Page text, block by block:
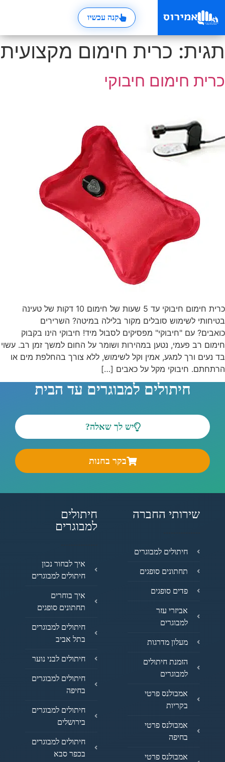
קנה עכשיו
תגית: כרית חימום מקצועית
כרית חימום חיבוקי
כרית חימום חיבוקי עד 5 שעות של חימום 10 דקות של טעינה
בטיחותי לשימוש סובלים מקור בלילה במיטה? השרירים
כואבים? עם "חיבוקי" מפסיקים לסבול מיד! חיבוקי הינו בקבוק
חימום רב פעמי, נטען במהירות ושומר על החום למשך זמן רב. עשוי
בד נעים ורך למגע, אמין וקל לשימוש, ללא צורך בהחלפת מים או
הרתחתם. חיבוקי מקל על כאבים […]
חיתולים למבוגרים עד הבית
יש לך שאלה?
בקר בחנות
שירותי החברה
חיתולים למבוגרים
תחתונים סופגים
פדים סופגים
אביזרי עזר
למבוגרים
מעלון מדרגות
הזמנת חיתולים
למבוגרים
אמבולנס פרטי
בקריות
אמבולנס פרטי
בחיפה
אמבולנס פרטי
חיתולים
למבוגרים
איך לבחור נכון
חיתולים למבוגרים
איך בוחרים
תחתונים סופגים
חיתולים למבוגרים
בתל אביב
חיתולים לבני נוער
חיתולים למבוגרים
בחיפה
חיתולים למבוגרים
בירושלים
חיתולים למבוגרים
בכפר סבא